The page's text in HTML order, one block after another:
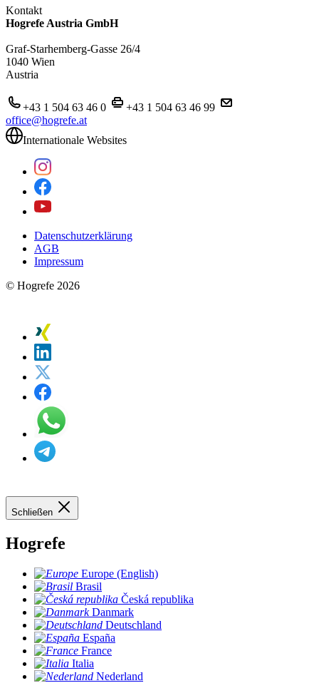
Kontakt
Hogrefe Austria GmbH
Graf-Starhemberg-Gasse 26/4
1040 Wien
Austria
+43 1 504 63 46 0
+43 1 504 63 46 99
office@hogrefe.at
Internationale Websites
Datenschutzerklärung
AGB
Impressum
© Hogrefe 2026
Schließen
Hogrefe
Europe (English)
Brasil
Česká republika
Danmark
Deutschland
España
France
Italia
Nederland